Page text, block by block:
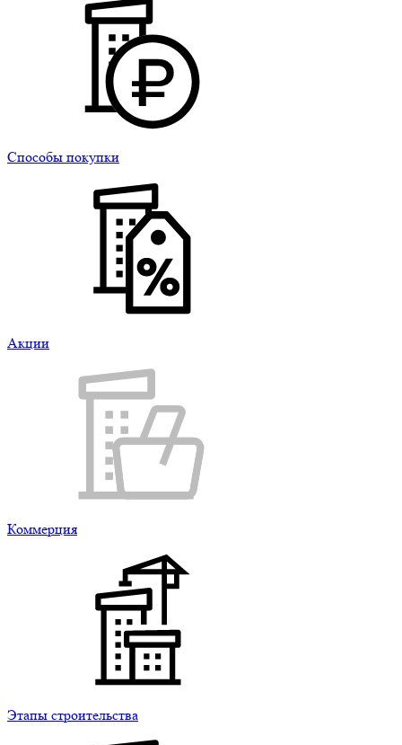
Способы покупки
Акции
Коммерция
Этапы строительства